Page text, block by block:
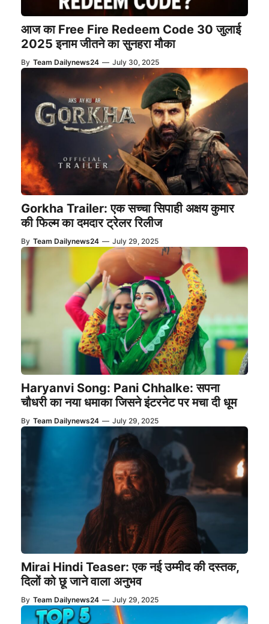
आज का Free Fire Redeem Code 30 जुलाई
2025 इनाम जीतने का सुनहरा मौका
By Team Dailynews24 — July 30, 2025
Gorkha Trailer: एक सच्चा सिपाही अक्षय कुमार
की फिल्म का दमदार ट्रेलर रिलीज
By Team Dailynews24 — July 29, 2025
Haryanvi Song: Pani Chhalke: सपना
चौधरी का नया धमाका जिसने इंटरनेट पर मचा दी धूम
By Team Dailynews24 — July 29, 2025
Mirai Hindi Teaser: एक नई उम्मीद की दस्तक,
दिलों को छू जाने वाला अनुभव
By Team Dailynews24 — July 29, 2025